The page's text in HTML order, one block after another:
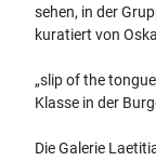
sehen, in der
kuratiert von
„slip of the
Klasse in der
Die Galerie